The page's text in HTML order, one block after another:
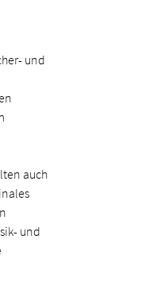
und
auch
und